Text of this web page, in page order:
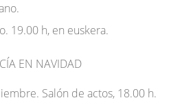
19.00 h, en euskera.
EN NAVIDAD
Salón de actos, 18.00 h.